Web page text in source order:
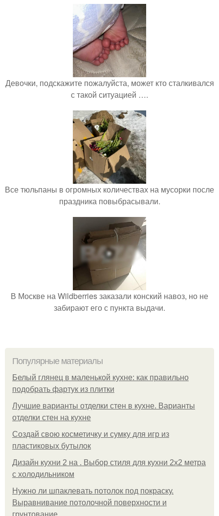
Девочки, подскажите пожалуйста, может кто сталкивался
с такой ситуацией ….
Все тюльпаны в огромных количествах на мусорки после
праздника повыбрасывали.
В Москве на Wildberries заказали конский навоз, но не
забирают его с пункта выдачи.
Популярные материалы
Белый глянец в маленькой кухне: как правильно
подобрать фартук из плитки
Лучшие варианты отделки стен в кухне. Варианты
отделки стен на кухне
Создай свою косметичку и сумку для игр из
пластиковых бутылок
Дизайн кухни 2 на . Выбор стиля для кухни 2х2 метра
с холодильником
Нужно ли шпаклевать потолок под покраску.
Выравнивание потолочной поверхности и
грунтование